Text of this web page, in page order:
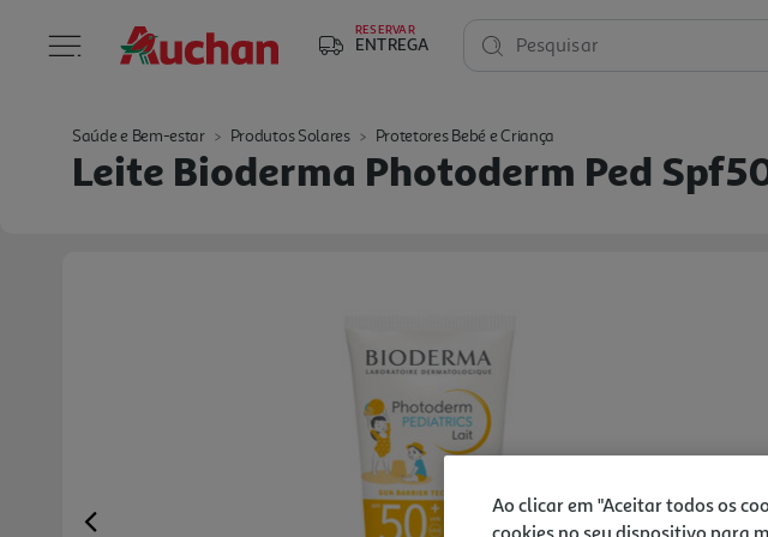
RESERVAR
ENTREGA Pesquisar
Saúde e Bem-estar Produtos Solares Protetores Bebé e Criança
Leite Bioderma Photoderm Ped
Ao clicar em "Aceitar todos os
cookies no seu dispositivo para